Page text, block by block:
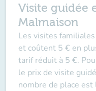
Visite guidée
Malmaison
Les visites
et coûtent 5 € en
tarif réduit à 5 €.
le prix de visite
nombre de place